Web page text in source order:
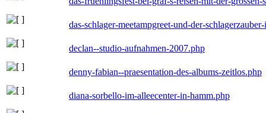
das-schlager-meetampgreet-und-der-
declan--studio-aufnahmen-2007.php
denny-fabian--praesentation-des-albums-zeitlos.php
diana-sorbello-im-alleecenter-in-hamm.php